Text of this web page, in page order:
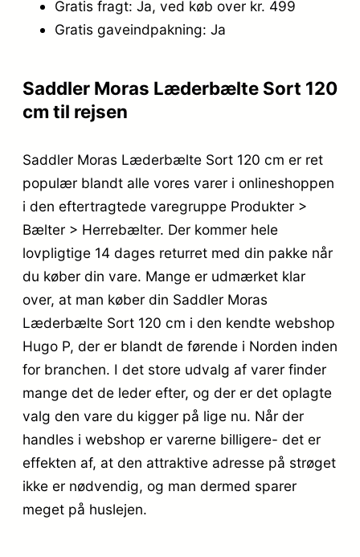
Gratis fragt: Ja, ved køb over kr. 499
Gratis gaveindpakning: Ja
Saddler Moras Læderbælte Sort 120
cm til rejsen
Saddler Moras Læderbælte Sort 120 cm er ret
populær blandt alle vores varer i onlineshoppen
i den eftertragtede varegruppe Produkter >
Bælter > Herrebælter. Der kommer hele
lovpligtige 14 dages returret med din pakke når
du køber din vare. Mange er udmærket klar
over, at man køber din Saddler Moras
Læderbælte Sort 120 cm i den kendte webshop
Hugo P, der er blandt de førende i Norden inden
for branchen. I det store udvalg af varer finder
mange det de leder efter, og der er det oplagte
valg den vare du kigger på lige nu. Når der
handles i webshop er varerne billigere- det er
effekten af, at den attraktive adresse på strøget
ikke er nødvendig, og man dermed sparer
meget på huslejen.